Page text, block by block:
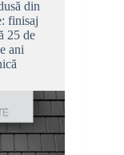
din
finisaj
25 de
ani